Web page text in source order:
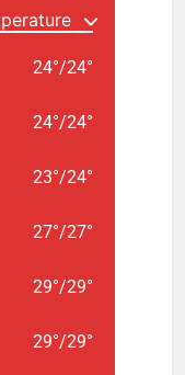
24°/24°
24°/24°
23°/24°
27°/27°
29°/29°
29°/29°